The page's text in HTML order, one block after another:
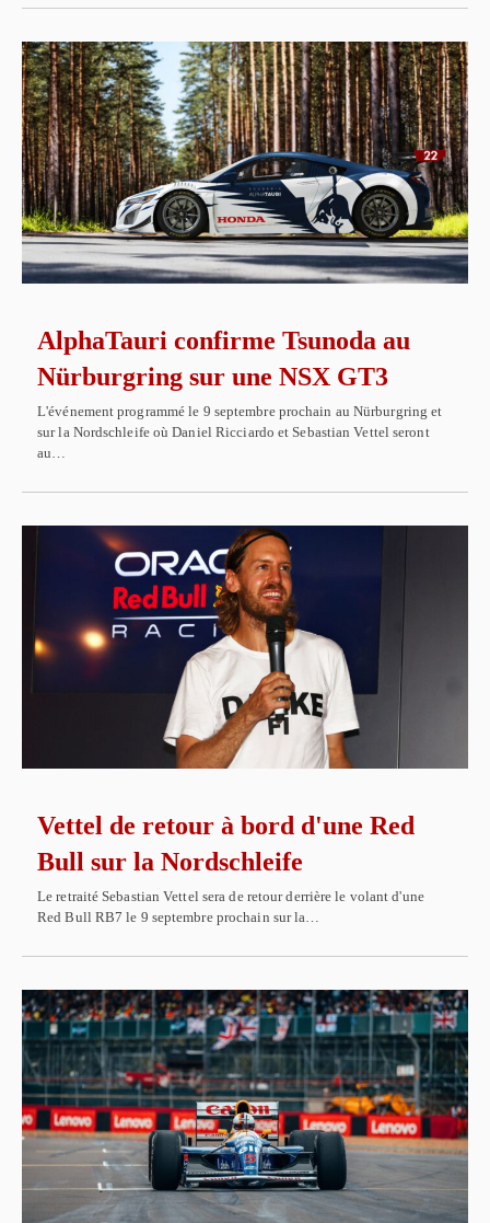
AlphaTauri confirme Tsunoda au
Nürburgring sur une NSX GT3
L'événement programmé le 9 septembre prochain au Nürburgring et
sur la Nordschleife où Daniel Ricciardo et Sebastian Vettel seront
au…
Vettel de retour à bord d'une Red
Bull sur la Nordschleife
Le retraité Sebastian Vettel sera de retour derrière le volant d'une
Red Bull RB7 le 9 septembre prochain sur la…